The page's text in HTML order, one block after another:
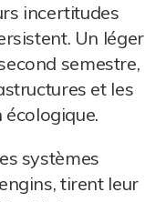
incertitudes
Un léger
semestre,
et les
systèmes
tirent leur